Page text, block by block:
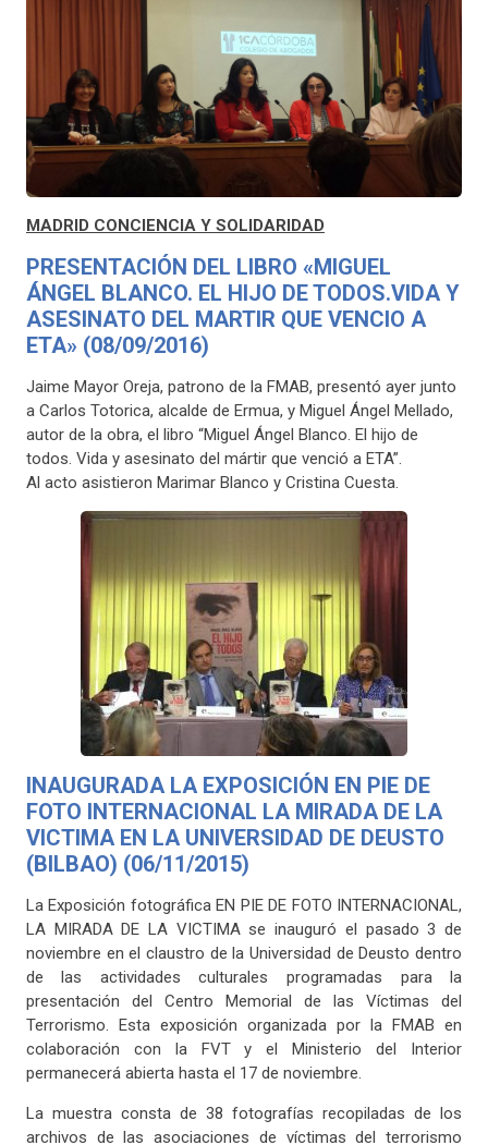
MADRID CONCIENCIA Y SOLIDARIDAD
PRESENTACIÓN DEL LIBRO «MIGUEL
ÁNGEL BLANCO. EL HIJO DE TODOS.VIDA Y
ASESINATO DEL MARTIR QUE VENCIO A
ETA» (08/09/2016)
Jaime Mayor Oreja, patrono de la FMAB, presentó ayer junto
a Carlos Totorica, alcalde de Ermua, y Miguel Ángel Mellado,
autor de la obra, el libro “Miguel Ángel Blanco. El hijo de
todos. Vida y asesinato del mártir que venció a ETA”.
Al acto asistieron Marimar Blanco y Cristina Cuesta.
INAUGURADA LA EXPOSICIÓN EN PIE DE
FOTO INTERNACIONAL LA MIRADA DE LA
VICTIMA EN LA UNIVERSIDAD DE DEUSTO
(BILBAO) (06/11/2015)
La Exposición fotográfica EN PIE DE FOTO INTERNACIONAL,
LA MIRADA DE LA VICTIMA se inauguró el pasado 3 de
noviembre en el claustro de la Universidad de Deusto dentro
de las actividades culturales programadas para la
presentación del Centro Memorial de las Víctimas del
Terrorismo. Esta exposición organizada por la FMAB en
colaboración con la FVT y el Ministerio del Interior
permanecerá abierta hasta el 17 de noviembre.
La muestra consta de 38 fotografías recopiladas de los
archivos de las asociaciones de víctimas del terrorismo